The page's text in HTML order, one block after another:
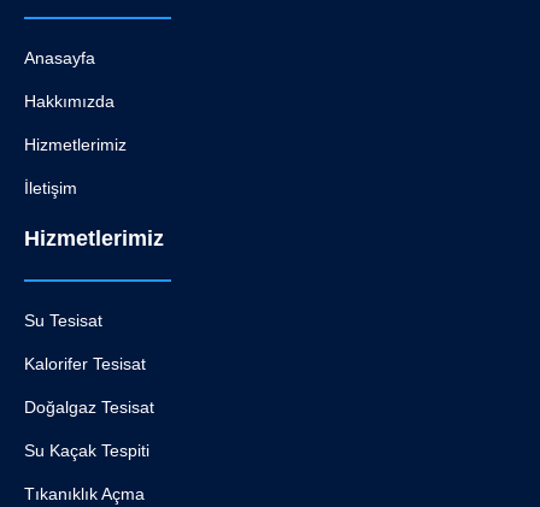
Anasayfa
Hakkımızda
Hizmetlerimiz
İletişim
Hizmetlerimiz
Su Tesisat
Kalorifer Tesisat
Doğalgaz Tesisat
Su Kaçak Tespiti
Tıkanıklık Açma